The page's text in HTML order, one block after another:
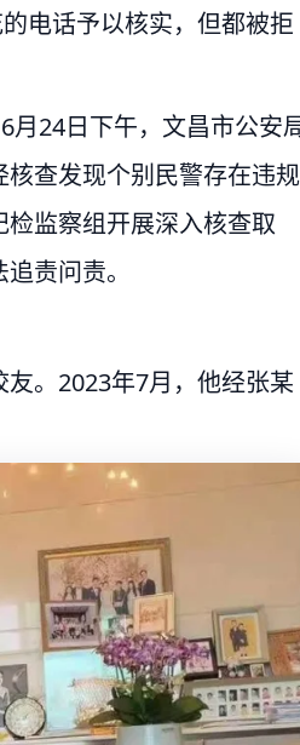
电话予以核实，但都被拒
月24日下午，文昌市公安
查发现个别民警存在违规
监察组开展深入核查取
责问责。
。2023年7月，他经张某